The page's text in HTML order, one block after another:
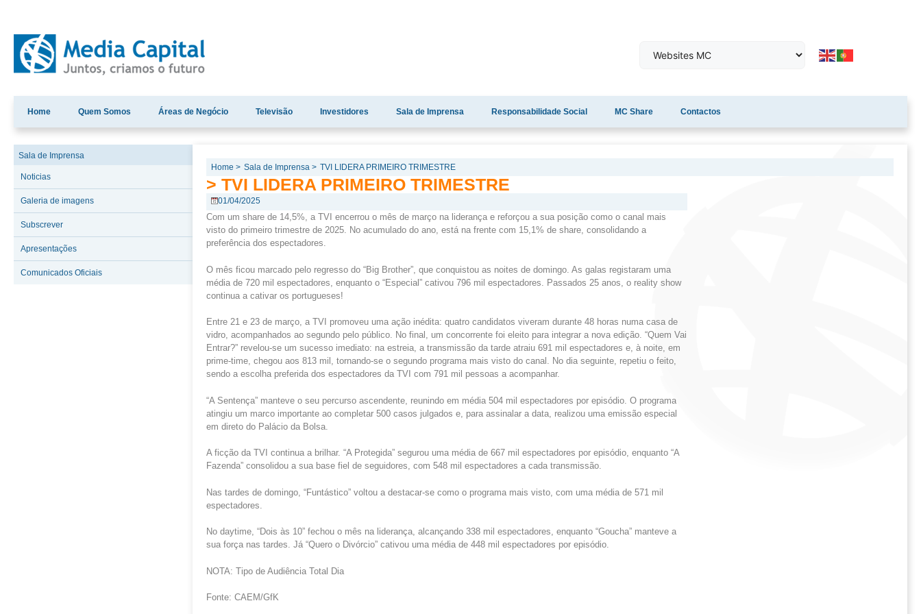
Home Quem Somos Áreas de Negócio Televisão Investidores Sala de Imprensa Responsabilidade Social MC Share Contactos
Sala de Imprensa
Noticias
Galeria de imagens
Subscrever
Apresentações
Comunicados Oficiais
Home > Sala de Imprensa > TVI LIDERA PRIMEIRO TRIMESTRE
> TVI LIDERA PRIMEIRO TRIMESTRE
01/04/2025
Com um share de 14,5%, a TVI encerrou o mês de março na liderança e reforçou a sua posição como o canal mais
visto do primeiro trimestre de 2025. No acumulado do ano, está na frente com 15,1% de share, consolidando a
preferência dos espectadores.
O mês ficou marcado pelo regresso do “Big Brother”, que conquistou as noites de domingo. As galas registaram uma
média de 720 mil espectadores, enquanto o “Especial” cativou 796 mil espectadores. Passados 25 anos, o reality show
continua a cativar os portugueses!
Entre 21 e 23 de março, a TVI promoveu uma ação inédita: quatro candidatos viveram durante 48 horas numa casa de
vidro, acompanhados ao segundo pelo público. No final, um concorrente foi eleito para integrar a nova edição. “Quem Vai
Entrar?” revelou-se um sucesso imediato: na estreia, a transmissão da tarde atraiu 691 mil espectadores e, à noite, em
prime-time, chegou aos 813 mil, tornando-se o segundo programa mais visto do canal. No dia seguinte, repetiu o feito,
sendo a escolha preferida dos espectadores da TVI com 791 mil pessoas a acompanhar.
“A Sentença” manteve o seu percurso ascendente, reunindo em média 504 mil espectadores por episódio. O programa
atingiu um marco importante ao completar 500 casos julgados e, para assinalar a data, realizou uma emissão especial
em direto do Palácio da Bolsa.
A ficção da TVI continua a brilhar. “A Protegida” segurou uma média de 667 mil espectadores por episódio, enquanto “A
Fazenda” consolidou a sua base fiel de seguidores, com 548 mil espectadores a cada transmissão.
Nas tardes de domingo, “Funtástico” voltou a destacar-se como o programa mais visto, com uma média de 571 mil
espectadores.
No daytime, “Dois às 10” fechou o mês na liderança, alcançando 338 mil espectadores, enquanto “Goucha” manteve a
sua força nas tardes. Já “Quero o Divórcio” cativou uma média de 448 mil espectadores por episódio.
NOTA: Tipo de Audiência Total Dia
Fonte: CAEM/GfK